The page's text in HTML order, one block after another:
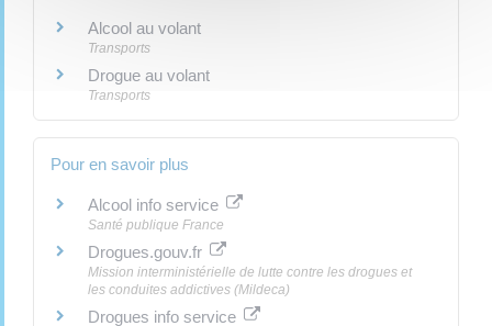
Alcool au volant
Transports
Drogue au volant
Transports
Pour en savoir plus
Alcool info service
Santé publique France
Drogues.gouv.fr
Mission interministérielle de lutte contre les drogues et
les conduites addictives (Mildeca)
Drogues info service